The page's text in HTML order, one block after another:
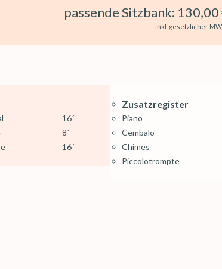
passende Sitzbank: 130,00
inkl. gesetzlicher
16´
8´
16´
Zusatzregister
Piano
Cembalo
Chimes
Piccolotrompte